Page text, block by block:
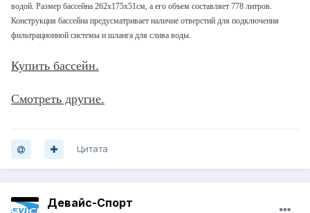
водой. Размер бассейна 262x175x51см, а его объем составляет 778 литров.
Конструкция бассейна предусматривает наличие отверстий для подключения
фильтрационной системы и шланга для слива воды.
Купить бассейн.
Смотреть другие.
Цитата
Девайс-Спорт